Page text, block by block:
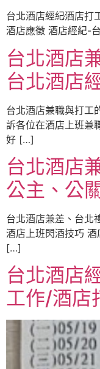
台北酒店經紀∕酒店打
酒店應徵 酒店經紀-
台北酒店
台北酒店
台北酒店兼職與打工
訴各位在酒店上班兼
好 […]
台北酒店
公主、公
台北酒店兼差、台北
酒店上班閃酒技巧
[…]
台北酒店
工作/酒店